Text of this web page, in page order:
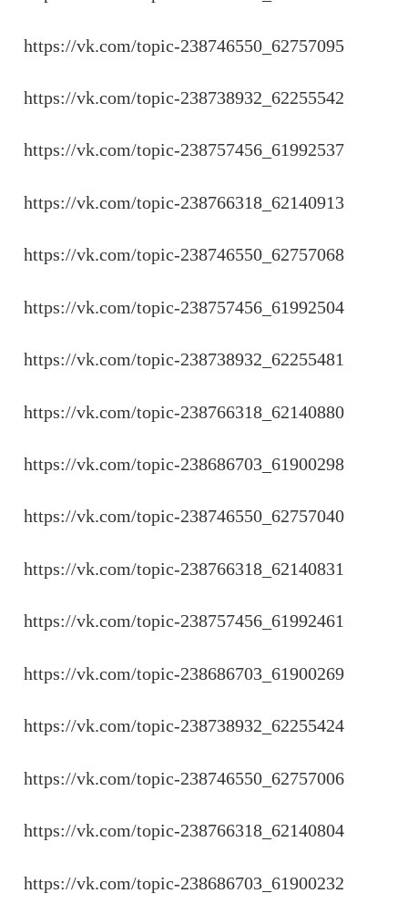
https://vk.com/topic-238746550_62757095
https://vk.com/topic-238738932_62255542
https://vk.com/topic-238757456_61992537
https://vk.com/topic-238766318_62140913
https://vk.com/topic-238746550_62757068
https://vk.com/topic-238757456_61992504
https://vk.com/topic-238738932_62255481
https://vk.com/topic-238766318_62140880
https://vk.com/topic-238686703_61900298
https://vk.com/topic-238746550_62757040
https://vk.com/topic-238766318_62140831
https://vk.com/topic-238757456_61992461
https://vk.com/topic-238686703_61900269
https://vk.com/topic-238738932_62255424
https://vk.com/topic-238746550_62757006
https://vk.com/topic-238766318_62140804
https://vk.com/topic-238686703_61900232